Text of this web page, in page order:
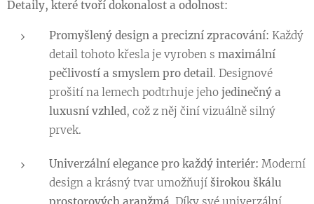
Detaily, které tvoří dokonalost a odolnost:
Promyšlený design a precizní zpracování: Každý
detail tohoto křesla je vyroben s maximální
pečlivostí a smyslem pro detail. Designové
prošití na lemech podtrhuje jeho jedinečný a
luxusní vzhled, což z něj činí vizuálně silný
prvek.
Univerzální elegance pro každý interiér: Moderní
design a krásný tvar umožňují širokou škálu